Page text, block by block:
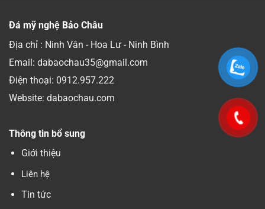
Đá mỹ nghệ Bảo Châu
Địa chỉ : Ninh Vân - Hoa Lư - Ninh Bình
Email: dabaochau35@gmail.com
Điện thoại: 0912.957.222
Website: dabaochau.com
Thông tin bổ sung
Giới thiệu
Liên hệ
Tin tức